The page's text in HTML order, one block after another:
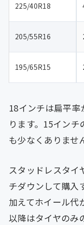
225/40R18
205/55R16
195/65R15
18インチは扁平
ります。15イン
も少なくありませ
スタッドレスタイ
チダウンして購入
加えてホイール代
以降はタイヤのみ